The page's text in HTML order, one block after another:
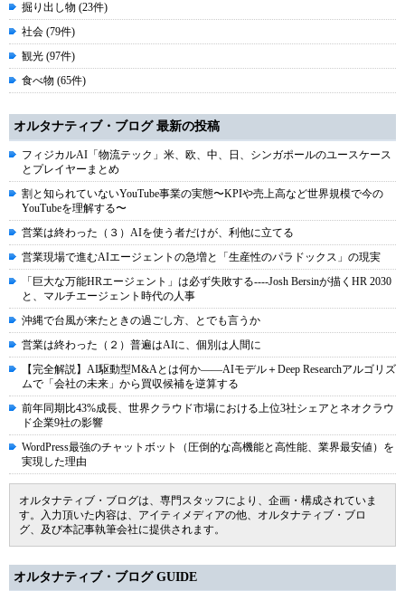
掘り出し物 (23件)
社会 (79件)
観光 (97件)
食べ物 (65件)
オルタナティブ・ブログ 最新の投稿
フィジカルAI「物流テック」米、欧、中、日、シンガポールのユースケース
とプレイヤーまとめ
割と知られていないYouTube事業の実態〜KPIや売上高など世界規模で今の
YouTubeを理解する〜
営業は終わった（３）AIを使う者だけが、利他に立てる
営業現場で進むAIエージェントの急増と「生産性のパラドックス」の現実
「巨大な万能HRエージェント」は必ず失敗する----Josh Bersinが描くHR 2030
と、マルチエージェント時代の人事
沖縄で台風が来たときの過ごし方、とでも言うか
営業は終わった（２）普遍はAIに、個別は人間に
【完全解説】AI駆動型M&Aとは何か――AIモデル＋Deep Researchアルゴリズ
ムで「会社の未来」から買収候補を逆算する
前年同期比43%成長、世界クラウド市場における上位3社シェアとネオクラウ
ド企業9社の影響
WordPress最強のチャットボット（圧倒的な高機能と高性能、業界最安値）を
実現した理由
オルタナティブ・ブログは、専門スタッフにより、企画・構成されていま
す。入力頂いた内容は、アイティメディアの他、オルタナティブ・ブロ
グ、及び本記事執筆会社に提供されます。
オルタナティブ・ブログ GUIDE